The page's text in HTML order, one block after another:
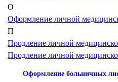
О
Оформление личной
П
Продление личной
Продление личной
Оформление больничных